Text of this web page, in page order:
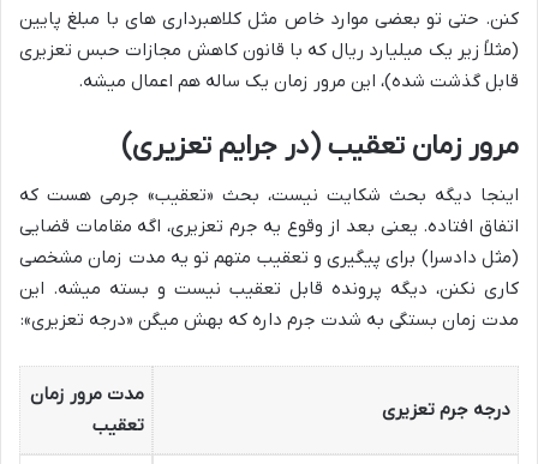
کنن. حتی تو بعضی موارد خاص مثل کلاهبرداری های با مبلغ پایین
(مثلاً زیر یک میلیارد ریال که با قانون کاهش مجازات حبس تعزیری
قابل گذشت شده)، این مرور زمان یک ساله هم اعمال میشه.
مرور زمان تعقیب (در جرایم تعزیری)
اینجا دیگه بحث شکایت نیست، بحث «تعقیب» جرمی هست که
اتفاق افتاده. یعنی بعد از وقوع یه جرم تعزیری، اگه مقامات قضایی
(مثل دادسرا) برای پیگیری و تعقیب متهم تو یه مدت زمان مشخصی
کاری نکنن، دیگه پرونده قابل تعقیب نیست و بسته میشه. این
مدت زمان بستگی به شدت جرم داره که بهش میگن «درجه تعزیری»:
درجه جرم تعزیری
مدت مرور زمان
تعقیب